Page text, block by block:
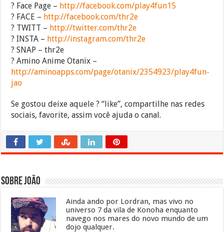
? Face Page – http://facebook.com/play4fun15
? FACE – http://facebook.com/thr2e
? TWITT – http://twitter.com/thr2e
? INSTA – http://instagram.com/thr2e
? SNAP – thr2e
? Amino Anime Otanix –
http://aminoapps.com/page/otanix/2354923/play4fun-
jao
Se gostou deixe aquele ? “like”, compartilhe nas redes
sociais, favorite, assim você ajuda o canal.
Sobre João
Ainda ando por Lordran, mas vivo no
universo 7 da vila de Konoha enquanto
navego nos mares do novo mundo de um
dojo qualquer.